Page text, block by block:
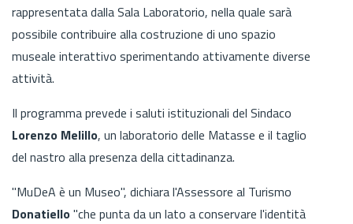
rappresentata dalla Sala Laboratorio, nella quale sarà
possibile contribuire alla costruzione di uno spazio
museale interattivo sperimentando attivamente diverse
attività.
Il programma prevede i saluti istituzionali del Sindaco
Lorenzo Melillo, un laboratorio delle Matasse e il taglio
del nastro alla presenza della cittadinanza.
"MuDeA è un Museo", dichiara l'Assessore al Turismo
Donatiello"che punta da un lato a conservare l'identità